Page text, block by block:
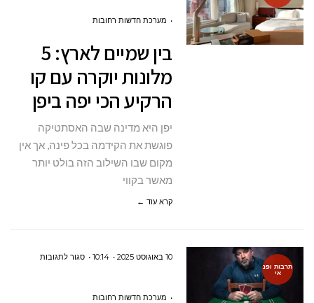
5
מלונות
יוקרה
קו
מערכת חדשות רחובות
בין שמיים לארץ: 5
מלונות יוקרה עם קו
הרקיע הכי יפה ביפן
יפן היא מדינה שבה האסתטיקה
פוגשת את הקידמה בכל פינה, אך אין
מקום שבו השילוב הזה בולט יותר
מאשר בקווי
קרא עוד ←
תרבות ופנ
אי
10 באוגוסט 2025 10:14 סגור לתגובותעל
מערכת חדשות רחובות